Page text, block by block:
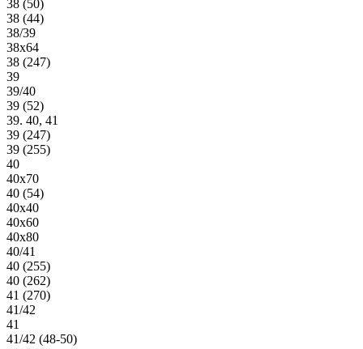
38 (50)
38 (44)
38/39
38х64
38 (247)
39
39/40
39 (52)
39. 40, 41
39 (247)
39 (255)
40
40х70
40 (54)
40х40
40х60
40х80
40/41
40 (255)
40 (262)
41 (270)
41/42
41
41/42 (48-50)